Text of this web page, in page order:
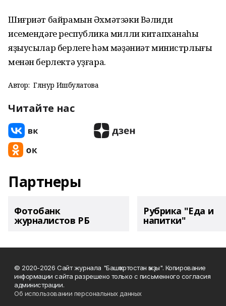
Шиғриәт байрамын Әхмәтзәки Вәлиди
исемендәге республика милли китапханаһы
яҙыусылар берлеге һәм мәҙәниәт министрлығы
менән берлектә уҙғара.
Автор: Гөлнур Ишбулатова
Читайте нас
Партнеры
Фотобанк
журналистов РБ
Рубрика "Еда и
напитки"
© 2020-2026 Сайт журнала "Башҡортостан ҡыҙы". Копирование
информации сайта разрешено только с письменного согласия
администрации.
Об использовании персональных данных